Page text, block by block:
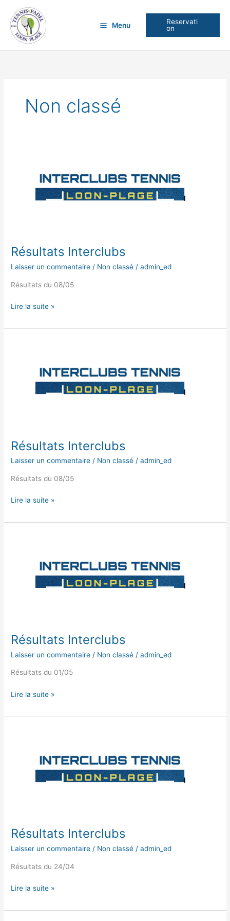
contenu
Menu
Reservati
on
Non classé
Résultats Interclubs
Laisser un commentaire / Non classé /admin_ed
Résultats du 08/05
Lire la suite »
Résultats Interclubs
Laisser un commentaire / Non classé /admin_ed
Résultats du 08/05
Lire la suite »
Résultats Interclubs
Laisser un commentaire / Non classé /admin_ed
Résultats du 01/05
Lire la suite »
Résultats Interclubs
Laisser un commentaire / Non classé /admin_ed
Résultats du 24/04
Lire la suite »